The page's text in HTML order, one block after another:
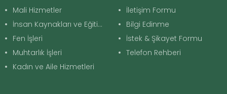
Mali Hizmetler
İnsan Kaynakları ve Eğitim
Fen İşleri
Muhtarlık İşleri
Kadın ve Aile Hizmetleri
İletişim Formu
Bilgi Edinme
İstek & Şikayet Formu
Telefon Rehberi